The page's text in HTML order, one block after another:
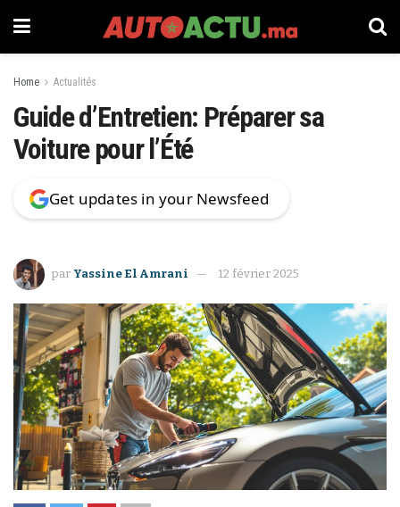
Home Actualités
Guide d’Entretien: Préparer sa
Voiture pour l’Été
Get updates in your Newsfeed
par Yassine El Amrani 12 février 2025